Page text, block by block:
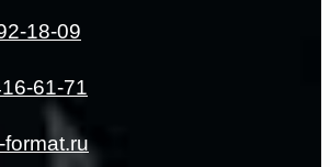
18-09
61-71